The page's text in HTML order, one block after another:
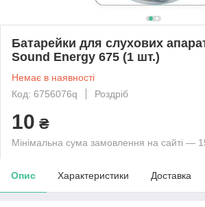
Батарейки для слухових
Sound Energy 675 (1 шт.)
Немає в наявності
Код: 6756076q
Роздріб
10 ₴
Мінімальна сума замовлення на сайті —
Опис Характеристики Доставка